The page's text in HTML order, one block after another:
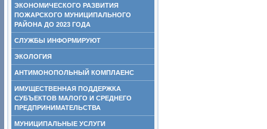
ЭКОНОМИЧЕСКОГО РАЗВИТИЯ
ПОЖАРСКОГО МУНИЦИПАЛЬНОГО
РАЙОНА ДО 2023 ГОДА
СЛУЖБЫ ИНФОРМИРУЮТ
ЭКОЛОГИЯ
АНТИМОНОПОЛЬНЫЙ КОМПЛАЕНС
ИМУЩЕСТВЕННАЯ ПОДДЕРЖКА
СУБЪЕКТОВ МАЛОГО И СРЕДНЕГО
ПРЕДПРИНИМАТЕЛЬСТВА
МУНИЦИПАЛЬНЫЕ УСЛУГИ